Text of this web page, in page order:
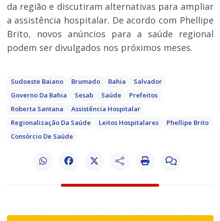
da região e discutiram alternativas para ampliar
a assistência hospitalar. De acordo com Phellipe
Brito, novos anúncios para a saúde regional
podem ser divulgados nos próximos meses.
Sudoeste Baiano Brumado Bahia
Salvador
Governo Da Bahia
Sesab Saúde
Prefeitos
Roberta Santana
Assistência Hospitalar
Regionalização Da Saúde
Leitos Hospitalares
Phellipe Brito
Consórcio De Saúde